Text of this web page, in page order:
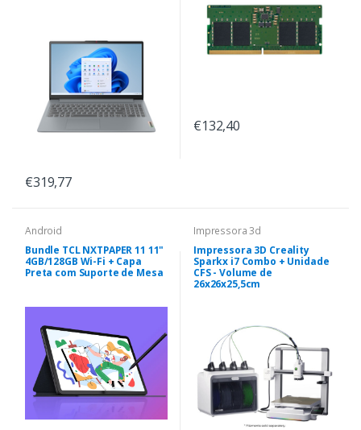
€319,77
€132,40
Android
Bundle TCL NXTPAPER 11 11"
4GB/128GB Wi-Fi + Capa
Preta com Suporte de Mesa
Impressora 3d
Impressora 3D Creality
Sparkx i7 Combo + Unidade
CFS - Volume de
26x26x25,5cm